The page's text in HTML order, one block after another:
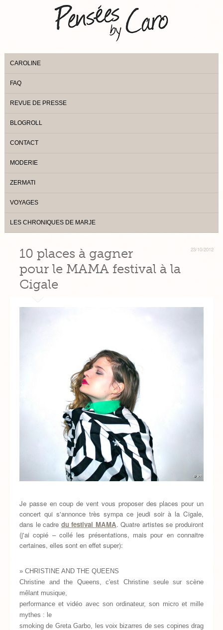
CAROLINE
FAQ
REVUE DE PRESSE
BLOGROLL
CONTACT
MODERIE
ZERMATI
VOYAGES
LES CHRONIQUES DE MARJE
23/10/2012
10 places à gagner
pour le MAMA festival à la
Cigale
Je passe en coup de vent vous proposer des places pour un
concert qui s'annonce très sympa ce jeudi soir à la Cigale,
dans le cadre du festival MAMA. Quatre artistes se produiront
(j'ai copié – collé les présentations, mais pour en connaitre
certaines, elles sont en effet super):
» CHRISTINE AND THE QUEENS
Christine and the Queens, c'est Christine seule sur scène
mêlant musique,
performance et vidéo avec son ordinateur, son micro et mille
mythes : le
smoking de Greta Garbo, les voix bizarres de ses copines drag